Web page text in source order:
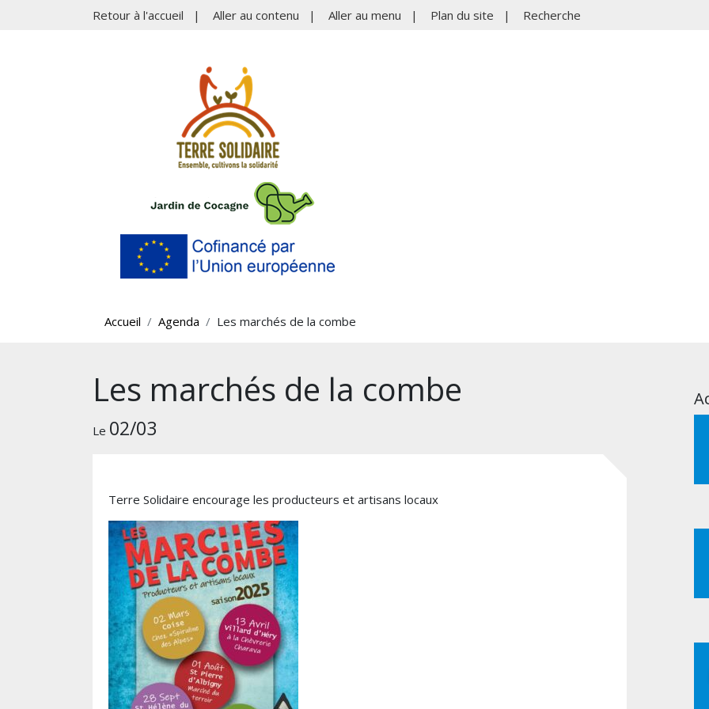
Retour à l'accueil | Aller au contenu | Aller au menu | Plan du site | Recherche
Accueil Agenda Les marchés de la combe
Les marchés de la combe
Le 02/03
Terre Solidaire encourage les producteurs et artisans locaux